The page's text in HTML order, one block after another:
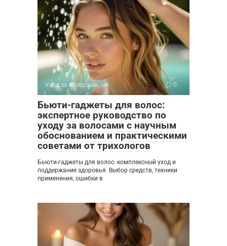
Уход за волосами 0
Бьюти-гаджеты для волос:
экспертное руководство по
уходу за волосами с научным
обоснованием и практическими
советами от трихологов
Бьюти-гаджеты для волос: комплексный уход и
поддержание здоровья. Выбор средств, техники
применения, ошибки в